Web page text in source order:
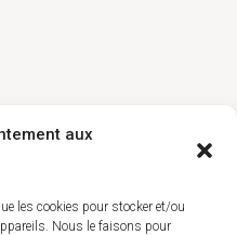
aux
les cookies pour stocker et/ou
Nous le faisons pour
Montreuil 93100